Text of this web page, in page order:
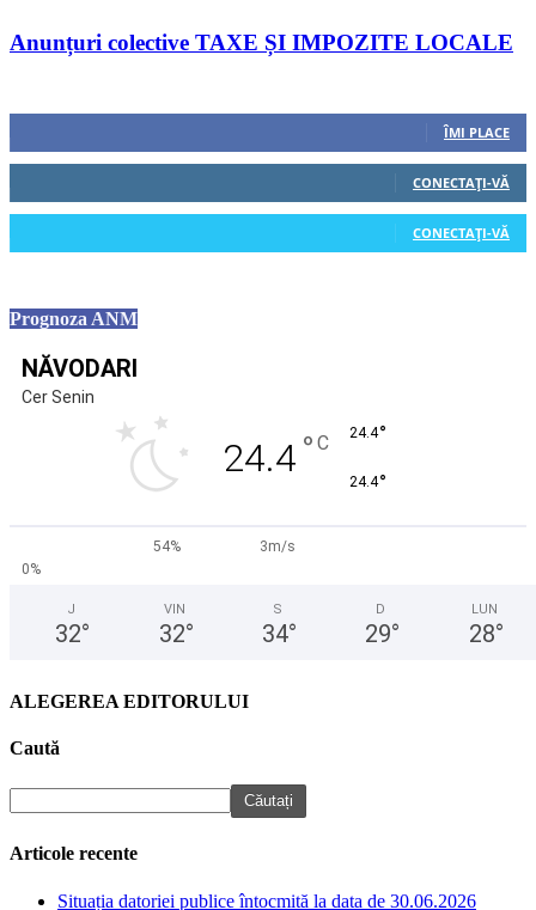
Anunțuri colective TAXE ȘI IMPOZITE LOCALE
ÎMI PLACE
CONECTAȚI-VĂ
CONECTAȚI-VĂ
Prognoza ANM
NĂVODARI
Cer Senin
24.4 ° C 24.4°
24.4°
54%
3m/s
0%
J
32°
VIN
32°
S
34°
D
29°
LUN
28°
ALEGEREA EDITORULUI
Caută
Articole recente
Situația datoriei publice întocmită la data de 30.06.2026